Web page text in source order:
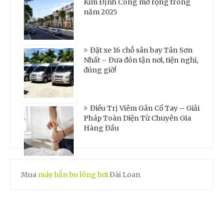
Kim Định Công mở rộng trong
năm 2025
Đặt xe 16 chỗ sân bay Tân Sơn
Nhất – Đưa đón tận nơi, tiện nghi,
đúng giờ!
Điều Trị Viêm Gân Cổ Tay – Giải
Pháp Toàn Diện Từ Chuyên Gia
Hàng Đầu
Mua máy bắn bu lông hơiĐài Loan